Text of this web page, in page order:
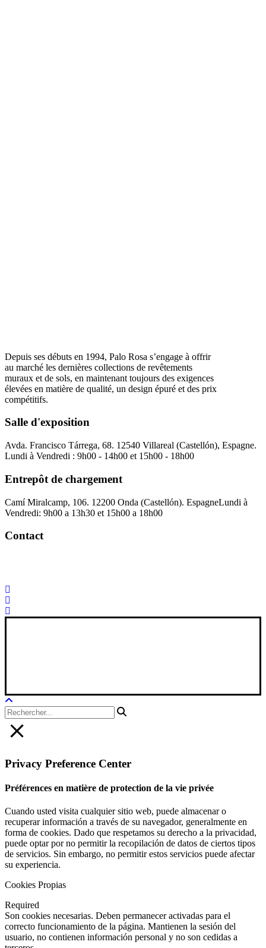
Depuis ses débuts en 1994, Palo Rosa s’engage à offrir
au marché les dernières collections de revêtements
muraux et de sols, en maintenant toujours des exigences
élevées en matière de qualité, un design épuré et des prix
compétitifs.
Salle d'exposition
Avda. Francisco Tárrega, 68. 12540 Villareal (Castellón), Espagne.
Lundi à Vendredi : 9h00 - 14h00 et 15h00 - 18h00
Entrepôt de chargement
Camí Miralcamp, 106. 12200 Onda (Castellón). EspagneLundi à
Vendredi: 9h00 a 13h30 et 15h00 a 18h00
Contact
Privacy Preference Center
Préférences en matière de protection de la vie privée
Cuando usted visita cualquier sitio web, puede almacenar o
recuperar información a través de su navegador, generalmente en
forma de cookies. Dado que respetamos su derecho a la privacidad,
puede optar por no permitir la recopilación de datos de ciertos tipos
de servicios. Sin embargo, no permitir estos servicios puede afectar
su experiencia.
Cookies Propias
Required
Son cookies necesarias. Deben permanecer activadas para el
correcto funcionamiento de la página. Mantienen la sesión del
usuario, no contienen información personal y no son cedidas a